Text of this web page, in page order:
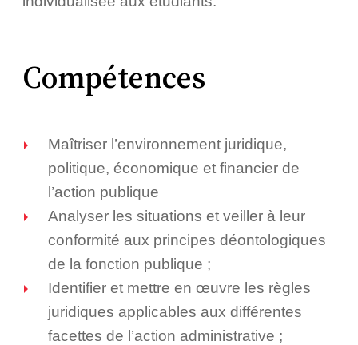
Compétences
Maîtriser l’environnement juridique,
politique, économique et financier de
l’action publique
Analyser les situations et veiller à leur
conformité aux principes déontologiques
de la fonction publique ;
Identifier et mettre en œuvre les règles
juridiques applicables aux différentes
facettes de l’action administrative ;